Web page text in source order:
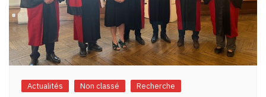
Actualités Non classé Recherche